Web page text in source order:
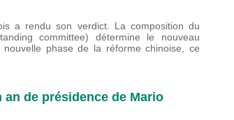
a rendu son verdict. La composition du
committee) détermine le nouveau
phase de la réforme chinoise, ce
de présidence de Mario